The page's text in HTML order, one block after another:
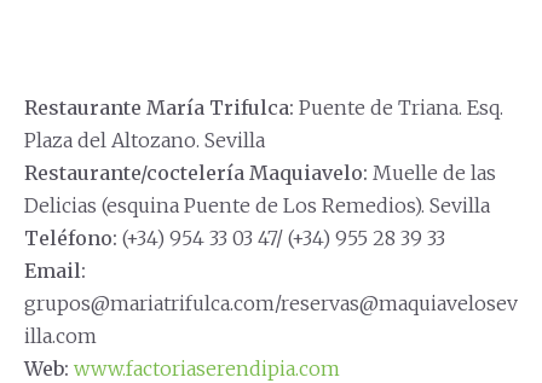
Restaurante María Trifulca: Puente de Triana. Esq.
Plaza del Altozano. Sevilla
Restaurante/coctelería Maquiavelo: Muelle de las
Delicias (esquina Puente de Los Remedios). Sevilla
Teléfono: (+34) 954 33 03 47/ (+34) 955 28 39 33
Email:
grupos@mariatrifulca.com/reservas@maquiavelosev
illa.com
Web: www.factoriaserendipia.com